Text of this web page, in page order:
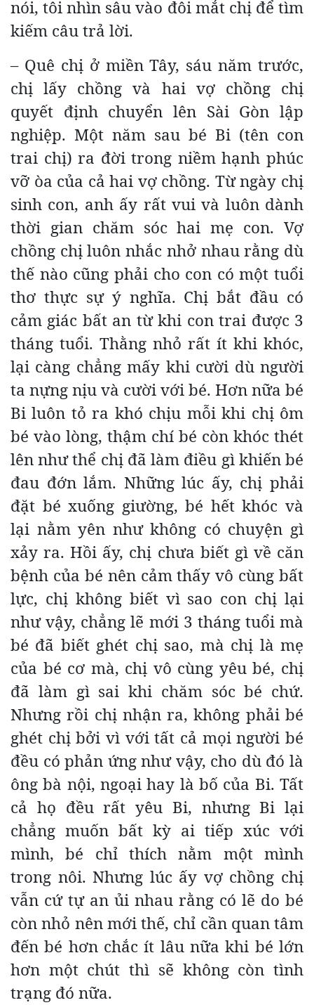
nói, tôi nhìn sâu vào đôi mắt chị để tìm
kiếm câu trả lời.
– Quê chị ở miền Tây, sáu năm trước,
chị lấy chồng và hai vợ chồng chị
quyết định chuyển lên Sài Gòn lập
nghiệp. Một năm sau bé Bi (tên con
trai chị) ra đời trong niềm hạnh phúc
vỡ òa của cả hai vợ chồng. Từ ngày chị
sinh con, anh ấy rất vui và luôn dành
thời gian chăm sóc hai mẹ con. Vợ
chồng chị luôn nhắc nhở nhau rằng dù
thế nào cũng phải cho con có một tuổi
thơ thực sự ý nghĩa. Chị bắt đầu có
cảm giác bất an từ khi con trai được 3
tháng tuổi. Thằng nhỏ rất ít khi khóc,
lại càng chẳng mấy khi cười dù người
ta nựng nịu và cười với bé. Hơn nữa bé
Bi luôn tỏ ra khó chịu mỗi khi chị ôm
bé vào lòng, thậm chí bé còn khóc thét
lên như thể chị đã làm điều gì khiến bé
đau đớn lắm. Những lúc ấy, chị phải
đặt bé xuống giường, bé hết khóc và
lại nằm yên như không có chuyện gì
xảy ra. Hồi ấy, chị chưa biết gì về căn
bệnh của bé nên cảm thấy vô cùng bất
lực, chị không biết vì sao con chị lại
như vậy, chẳng lẽ mới 3 tháng tuổi mà
bé đã biết ghét chị sao, mà chị là mẹ
của bé cơ mà, chị vô cùng yêu bé, chị
đã làm gì sai khi chăm sóc bé chứ.
Nhưng rồi chị nhận ra, không phải bé
ghét chị bởi vì với tất cả mọi người bé
đều có phản ứng như vậy, cho dù đó là
ông bà nội, ngoại hay là bố của Bi. Tất
cả họ đều rất yêu Bi, nhưng Bi lại
chẳng muốn bất kỳ ai tiếp xúc với
mình, bé chỉ thích nằm một mình
trong nôi. Nhưng lúc ấy vợ chồng chị
vẫn cứ tự an ủi nhau rằng có lẽ do bé
còn nhỏ nên mới thế, chỉ cần quan tâm
đến bé hơn chắc ít lâu nữa khi bé lớn
hơn một chút thì sẽ không còn tình
trạng đó nữa.